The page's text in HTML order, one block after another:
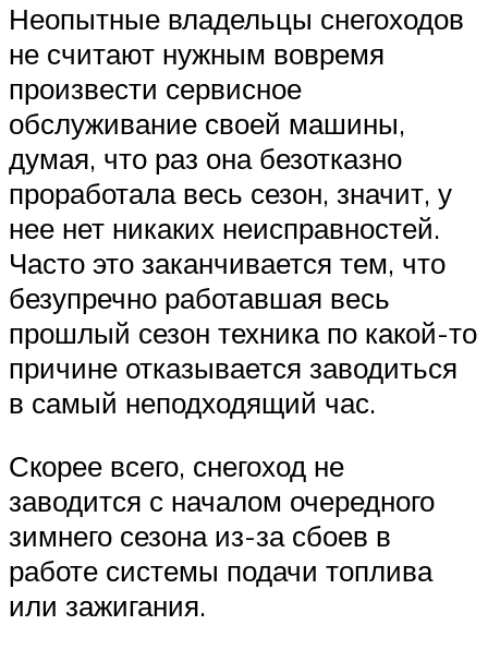
Неопытные владельцы снегоходов
не считают нужным вовремя
произвести сервисное
обслуживание своей машины,
думая, что раз она безотказно
проработала весь сезон, значит, у
нее нет никаких неисправностей.
Часто это заканчивается тем, что
безупречно работавшая весь
прошлый сезон техника по какой-то
причине отказывается заводиться
в самый неподходящий час.
Скорее всего, снегоход не
заводится с началом очередного
зимнего сезона из-за сбоев в
работе системы подачи топлива
или зажигания.